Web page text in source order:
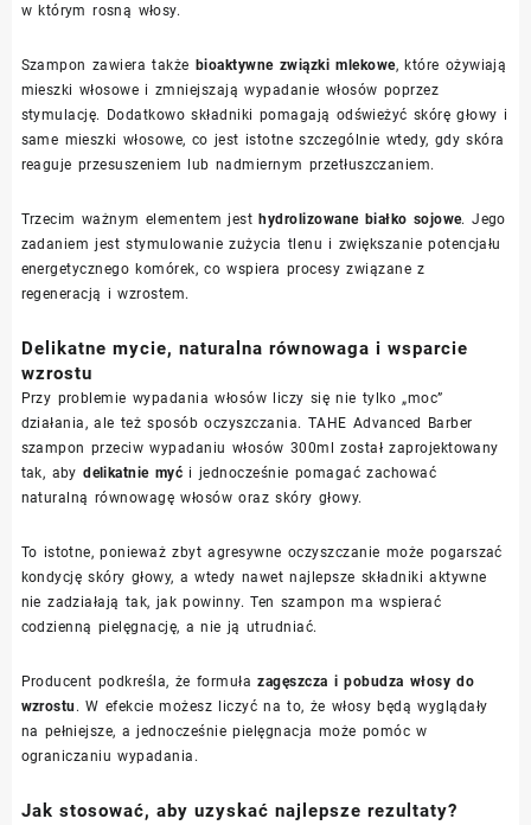
w którym rosną włosy.
Szampon zawiera także bioaktywne związki mlekowe, które ożywiają
mieszki włosowe i zmniejszają wypadanie włosów poprzez
stymulację. Dodatkowo składniki pomagają odświeżyć skórę głowy i
same mieszki włosowe, co jest istotne szczególnie wtedy, gdy skóra
reaguje przesuszeniem lub nadmiernym przetłuszczaniem.
Trzecim ważnym elementem jesthydrolizowane białko sojowe. Jego
zadaniem jest stymulowanie zużycia tlenu i zwiększanie potencjału
energetycznego komórek, co wspiera procesy związane z
regeneracją i wzrostem.
Delikatne mycie, naturalna równowaga i wsparcie
wzrostu
Przy problemie wypadania włosów liczy się nie tylko „moc”
działania, ale też sposób oczyszczania. TAHE Advanced Barber
szampon przeciw wypadaniu włosów 300ml został zaprojektowany
tak, abydelikatnie myć i jednocześnie pomagać zachować
naturalną równowagę włosów oraz skóry głowy.
To istotne, ponieważ zbyt agresywne oczyszczanie może pogarszać
kondycję skóry głowy, a wtedy nawet najlepsze składniki aktywne
nie zadziałają tak, jak powinny. Ten szampon ma wspierać
codzienną pielęgnację, a nie ją utrudniać.
Producent podkreśla, że formułazagęszcza i pobudza włosy do
wzrostu . W efekcie możesz liczyć na to, że włosy będą wyglądały
na pełniejsze, a jednocześnie pielęgnacja może pomóc w
ograniczaniu wypadania.
Jak stosować, aby uzyskać najlepsze rezultaty?